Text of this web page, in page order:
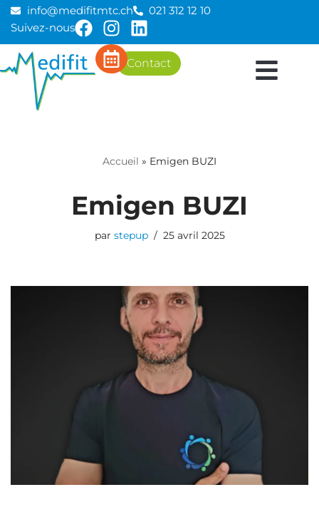
au
contenu
info@medifitmtc.ch
021 312 12 10
Suivez-nous
Contact
Accueil » Emigen BUZI
Emigen BUZI
par stepup 25 avril 2025